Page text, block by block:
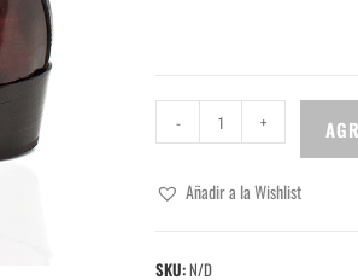
- +
Añadir a la Wishlist
SKU:N/D